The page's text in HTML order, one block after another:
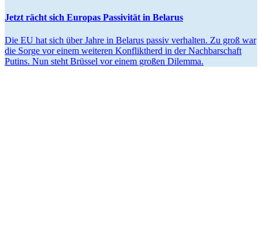
Jetzt rächt sich Europas Passi­vität in Belarus
Die EU hat sich über Jahre in Belarus passiv verhalten. Zu groß war
die Sorge vor einem weiteren Konfliktherd in der Nachbar­schaft
Putins. Nun steht Brüssel vor einem großen Dilemma.